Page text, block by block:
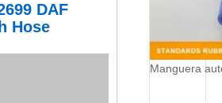
DAF
Hose